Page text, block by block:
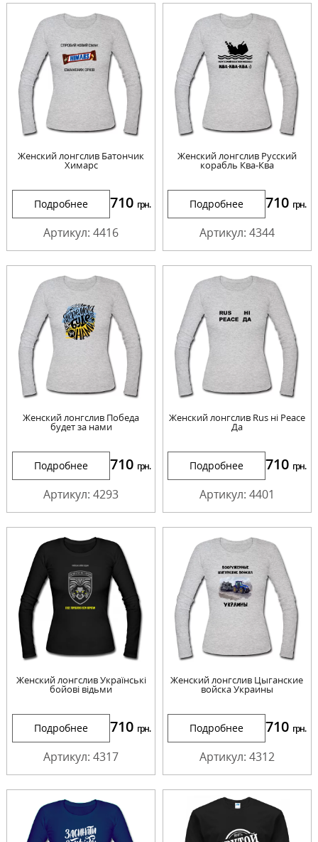
Женский лонгслив Батончик
Химарс
Подробнее 710 грн.
Артикул: 4416
Женский лонгслив Русский
корабль Ква-Ква
Подробнее 710 грн.
Артикул: 4344
Женский лонгслив Победа
будет за нами
Подробнее 710 грн.
Артикул: 4293
Женский лонгслив Rus ні Peace
Да
Подробнее 710 грн.
Артикул: 4401
Женский лонгслив Українські
бойові відьми
Подробнее 710 грн.
Артикул: 4317
Женский лонгслив Цыганские
войска Украины
Подробнее 710 грн.
Артикул: 4312